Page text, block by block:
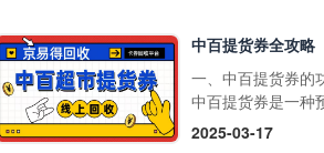
品、日用品、家电
类商品。它还可以
超市的其他促销活
物更加划算。不过
中百提货券全攻略
一、中百提货券的
中百提货券是一种
式购物卡，可以在
2025-03-17